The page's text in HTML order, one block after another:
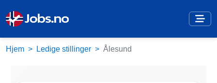
Hjem Ledige stillinger Ålesund